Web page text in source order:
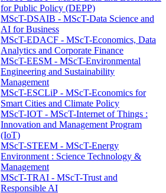
for Public Policy (DEPP)
MScT-DSAIB - MScT-Data Science and
AI for Business
MScT-EDACF - MScT-Economics, Data
Analytics and Corporate Finance
MScT-EESM - MScT-Environmental
Engineering and Sustainability
Management
MScT-ESCLiP - MScT-Economics for
Smart Cities and Climate Policy
MScT-IOT - MScT-Internet of Things :
Innovation and Management Program
(IoT)
MScT-STEEM - MScT-Energy
Environment : Science Technology &
Management
MScT-TRAI - MScT-Trust and
Responsible AI